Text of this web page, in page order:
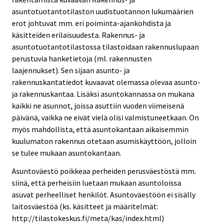
asuntotuotantotilaston uudistuotannon lukumäärien
erot johtuvat mm. eri poiminta-ajankohdista ja
käsitteiden erilaisuudesta. Rakennus- ja
asuntotuotantotilastossa tilastoidaan rakennuslupaan
perustuvia hanketietoja (ml. rakennusten
laajennukset). Sen sijaan asunto- ja
rakennuskantatiedot kuvaavat olemassa olevaa asunto-
ja rakennuskantaa. Lisäksi asuntokannassa on mukana
kaikki ne asunnot, joissa asuttiin vuoden viimeisenä
päivänä, vaikka ne eivät vielä olisi valmistuneetkaan. On
myös mahdollista, että asuntokantaan aikaisemmin
kuulumaton rakennus otetaan asumiskäyttöön, jolloin
se tulee mukaan asuntokantaan.
Asuntoväestö poikkeaa perheiden perusväestöstä mm.
siinä, että perheisiin luetaan mukaan asuntoloissa
asuvat perheelliset henkilöt. Asuntoväestöön ei sisälly
laitosväestöä (ks. käsitteet ja määritelmät:
http://tilastokeskus.fi/meta/kas/index.html)